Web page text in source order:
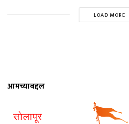
LOAD MORE
आमच्याबद्दल